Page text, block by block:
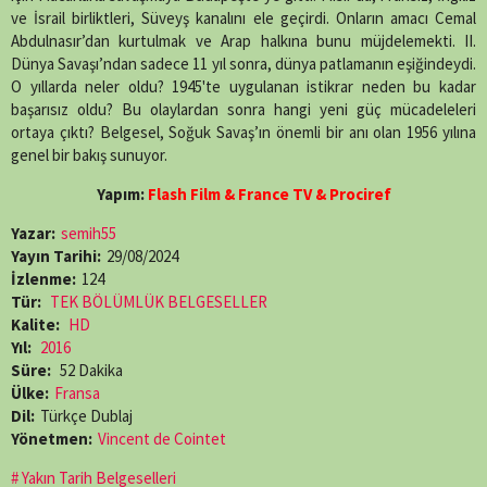
ve İsrail birliktleri, Süveyş kanalını ele geçirdi. Onların amacı Cemal
Abdulnasır’dan kurtulmak ve Arap halkına bunu müjdelemekti. II.
Dünya Savaşı’ndan sadece 11 yıl sonra, dünya patlamanın eşiğindeydi.
O yıllarda neler oldu? 1945'te uygulanan istikrar neden bu kadar
başarısız oldu? Bu olaylardan sonra hangi yeni güç mücadeleleri
ortaya çıktı? Belgesel, Soğuk Savaş’ın önemli bir anı olan 1956 yılına
genel bir bakış sunuyor.
Yapım: Flash Film & France TV & Prociref
Yazar: semih55
Yayın Tarihi: 29/08/2024
İzlenme: 124
Tür: TEK BÖLÜMLÜK BELGESELLER
Kalite: HD
Yıl: 2016
Süre: 52 Dakika
Ülke: Fransa
Dil: Türkçe Dublaj
Yönetmen: Vincent de Cointet
Yakın Tarih Belgeselleri